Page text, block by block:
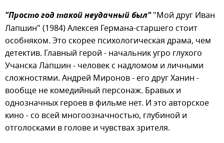
"Просто год такой неудачный был""Мой друг Иван
Лапшин" (1984) Алексея Германа-старшего стоит
особняком. Это скорее психологическая драма, чем
детектив. Главный герой - начальник угро глухого
Учанска Лапшин - человек с надломом и личными
сложностями. Андрей Миронов - его друг Ханин -
вообще не комедийный персонаж. Бравых и
однозначных героев в фильме нет. И это авторское
кино - со всей многоозначностью, глубиной и
отголосками в голове и чувствах зрителя.